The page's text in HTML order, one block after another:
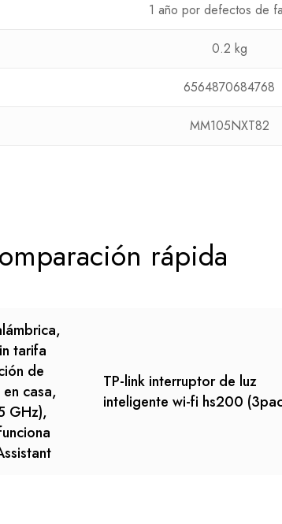
1 año por defectos de
0.2 kg
6564870684768
MM105NXT82
rápida
tarifa
de
casa,
GHz),
TP-link interruptor de luz
inteligente wi-fi hs200